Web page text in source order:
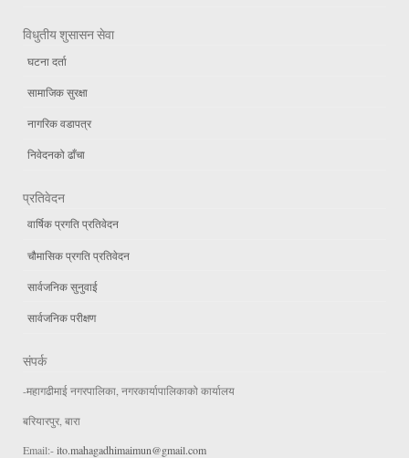
विधुतीय शुसासन सेवा
घटना दर्ता
सामाजिक सुरक्षा
नागरिक वडापत्र
निवेदनको ढाँचा
प्रतिवेदन
वार्षिक प्रगति प्रतिवेदन
चौमासिक प्रगति प्रतिवेदन
सार्वजनिक सुनुवाई
सार्वजनिक परीक्षण
संपर्क
-महागढीमाई नगरपालिका, नगरकार्यापालिकाको कार्यालय
बरियारपुर, बारा
Email:-ito.mahagadhimaimun@gmail.com